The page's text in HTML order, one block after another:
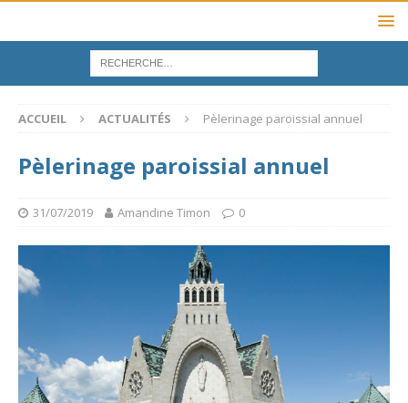
ACCUEIL ACTUALITÉS Pèlerinage paroissial annuel
Pèlerinage paroissial annuel
31/07/2019 Amandine Timon 0